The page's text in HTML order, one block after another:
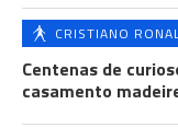
CRISTIANO
Centenas de
casamento